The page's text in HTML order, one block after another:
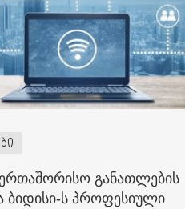
განათლების
ბიდისი-ს პროფესიული